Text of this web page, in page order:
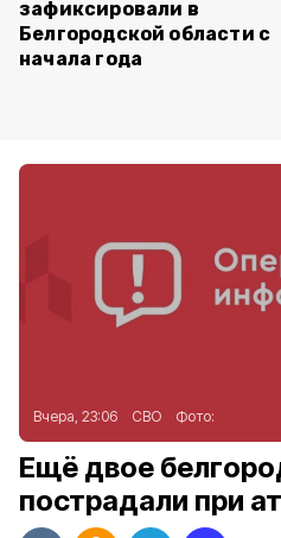
зафиксировали в
Белгородской области с
начала года
Вчера, 23:06 СВО Фото:
Ещё двое
пострадали при